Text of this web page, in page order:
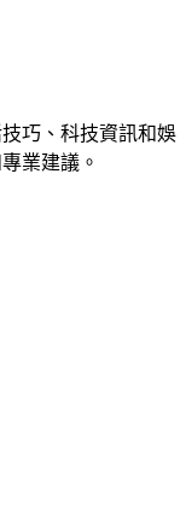
巧、科技資訊和娛
業建議。